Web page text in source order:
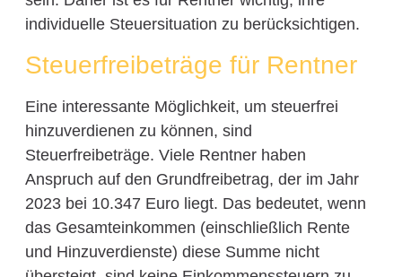
individuelle Steuersituation zu berücksichtigen.
Steuerfreibeträge für Rentner
Eine interessante Möglichkeit, um steuerfrei
hinzuverdienen zu können, sind
Steuerfreibeträge. Viele Rentner haben
Anspruch auf den Grundfreibetrag, der im Jahr
2023 bei 10.347 Euro liegt. Das bedeutet, wenn
das Gesamteinkommen (einschließlich Rente
und Hinzuverdienste) diese Summe nicht